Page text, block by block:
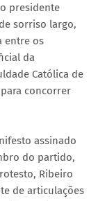
presidente
sorriso largo,
entre os
da
Católica de
concorrer
assinado
do partido,
Ribeiro
de articulações